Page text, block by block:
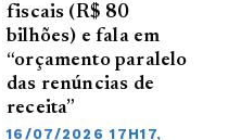
fiscais (R$ 80
bilhões) e fala em
“orçamento paralelo
das renúncias de
receita”
16/07/2026 17H17,